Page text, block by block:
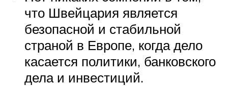
что Швейцария является
безопасной и стабильной
страной в Европе, когда дело
касается политики, банковского
дела и инвестиций.